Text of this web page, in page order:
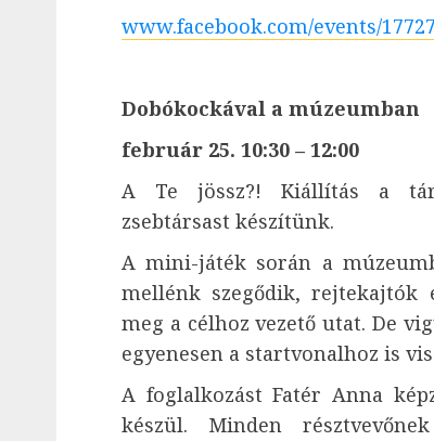
www.facebook.com/events/
Dobókockával a múzeumban
február 25. 10:30 – 12:00
A Te jössz?! Kiállítás a
zsebtársast készítünk.
A mini-játék során a
mellénk szegődik, rejtekajtók
meg a célhoz vezető utat. De
egyenesen a startvonalhoz is
A foglalkozást Fatér Anna
készül. Minden